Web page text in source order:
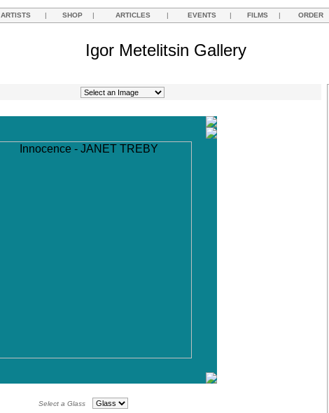
ARTISTS | SHOP | ARTICLES | EVENTS | FILMS | ORDER
Igor Metelitsin Gallery
Select a Glass